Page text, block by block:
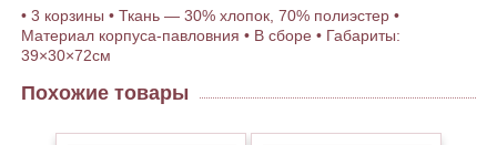
• 3 корзины • Ткань — 30% хлопок, 70% полиэстер •
Материал корпуса-павловния • В сборе • Габариты:
39×30×72см
Похожие товары